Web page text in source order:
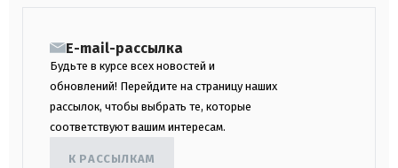
E-mail-рассылка
Будьте в курсе всех новостей и
обновлений! Перейдите на страницу наших
рассылок, чтобы выбрать те, которые
соответствуют вашим интересам.
К РАССЫЛКАМ